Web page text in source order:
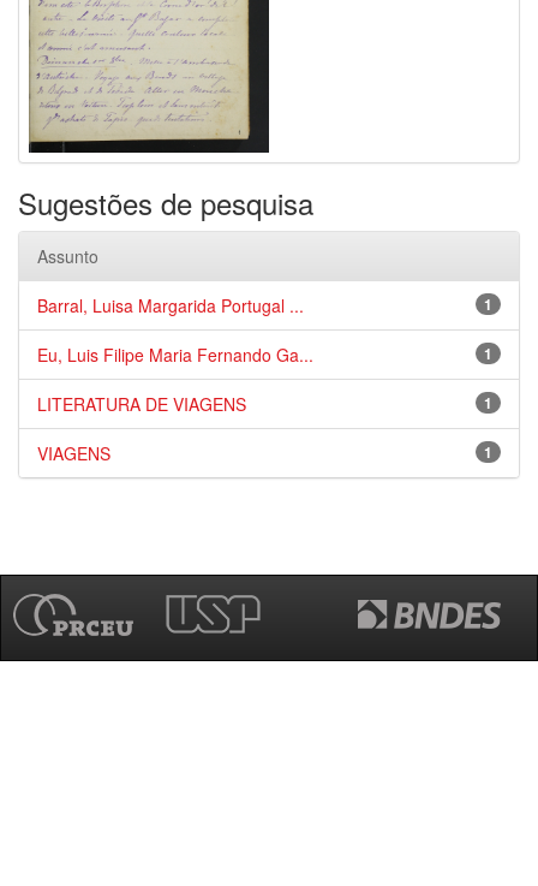
Sugestões de pesquisa
Assunto
1
Barral, Luisa Margarida Portugal ...
1
Eu, Luis Filipe Maria Fernando Ga...
1
LITERATURA DE VIAGENS
1
VIAGENS